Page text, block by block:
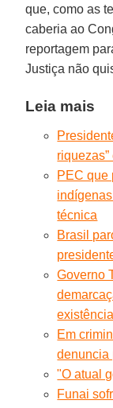
que, como as
caberia ao
reportagem
Justiça não
Leia mais
PEC que
técnica
Brasil
Governo
Em
denuncia
"O atual
Funai